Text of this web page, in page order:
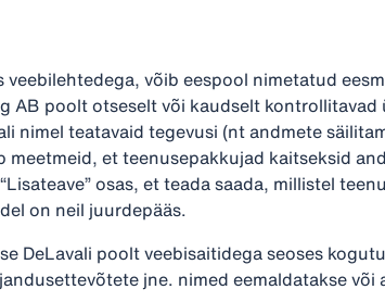
võib eespool nimetatud
AB poolt otseselt või kaudselt
nimel teatavaid tegevusi (nt andmete
et teenusepakkujad kaitseksid
osas, et teada saada, millistel
on neil juurdepääs.
DeLavali poolt veebisaitidega seoses
jne. nimed eemaldatakse